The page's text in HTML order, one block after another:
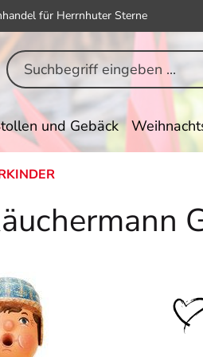
für Herrnhuter Sterne
und Gebäck